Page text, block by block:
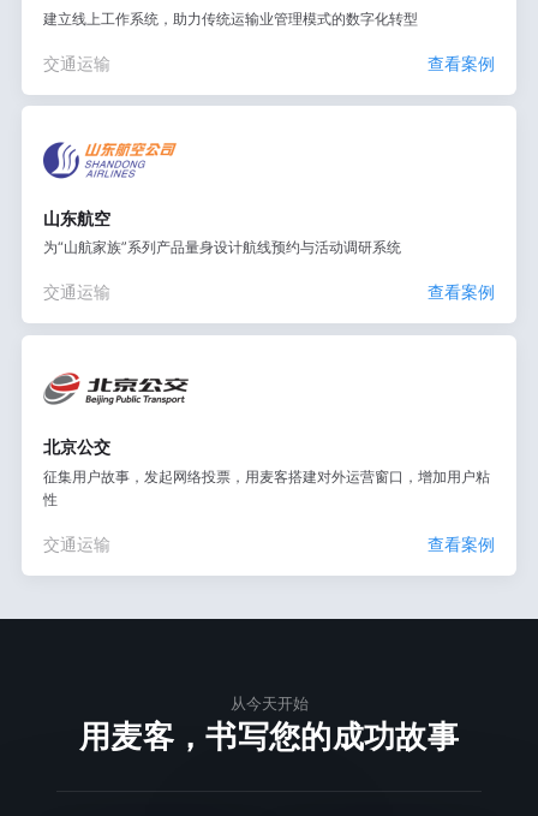
建立线上工作系统，助力传统运输业管理模式的数字化转型
交通运输 查看案例
山东航空
为“山航家族”系列产品量身设计航线预约与活动调研系统
交通运输 查看案例
北京公交
征集用户故事，发起网络投票，用麦客搭建对外运营窗口，增加用户粘
性
交通运输 查看案例
从今天开始
用麦客，书写您的成功故事